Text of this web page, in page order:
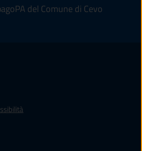
del Comune di Cevo